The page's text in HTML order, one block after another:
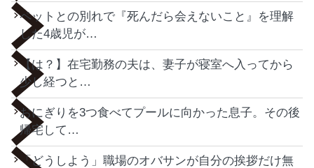
ペットとの別れで『死んだら会えないこと』を理解
した4歳児が…
【は？】在宅勤務の夫は、妻子が寝室へ入ってから
少し経つと…
おにぎりを3つ食べてプールに向かった息子。その後
帰宅して…
「どうしよう」職場のオバサンが自分の挨拶だけ無